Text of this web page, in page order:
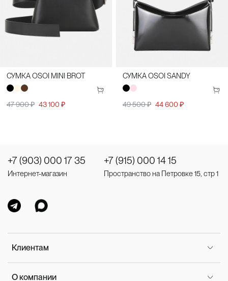
СУМКА OSOI MINI BROT
47 900 ₽ 43 100 ₽
СУМКА OSOI SANDY
49 500 ₽ 44 600 ₽
Клиентам
О компании
+7 (903) 000 17 35
Интернет-магазин
+7 (915) 000 14 15
Пространство на Петровке 15, стр 1